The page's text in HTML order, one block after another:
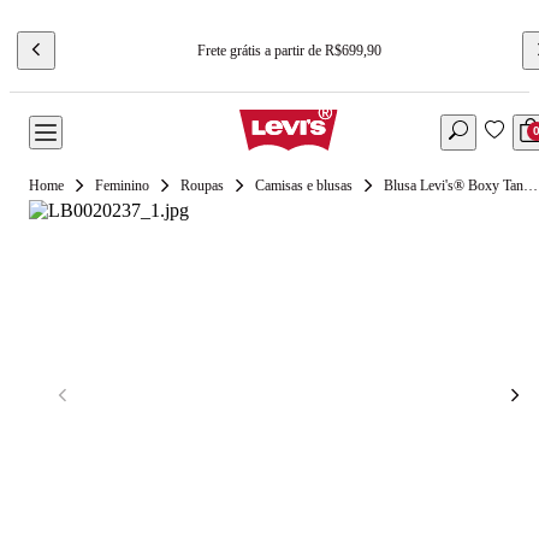
Frete grátis a partir de R$699,90
0
Feminino Roupas Camisas e blusas Blusa Levi's® Boxy Tank Listrada Muscle